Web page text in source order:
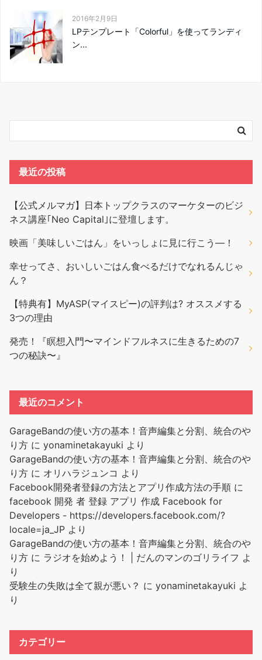
2016年2月9日
LPテンプレート「Colorful」を使ってランディ
ン...
最近の投稿
【公式メルマガ】日本トップクラスのマーケターのビジ
ネス講座｢Neo Capital｣に登壇します。
映画「美味しいごはん」をいっしょに見に行こう―！
幸せってさ、おいしいごはん食べるだけでなれるんじゃ
ん？
【特典有】MyASP(マイスピー)の評判は? オススメする
3つの理由
発売！『瞑想入門〜マインドフルネスに生きるための7
つの秘訣〜』
最近のコメント
GarageBandの使い方の基本！音声編集と分割、統合のや
り方 に yonaminetakayuki より
GarageBandの使い方の基本！音声編集と分割、統合のや
り方 に オリハラジュンコ より
Facebook開発者登録の方法とアプリ作成方法の手順 に
facebook 開発 者 登録 アプリ 作成 Facebook for
Developers - https://developers.facebook.com/?
locale=ja_JP より
GarageBandの使い方の基本！音声編集と分割、統合のや
り方 に ラジオを始めよう！ | だんのマンのゴリライフ よ
り
受験生の失敗は全て親が悪い？ に yonaminetakayuki よ
り
カテゴリー